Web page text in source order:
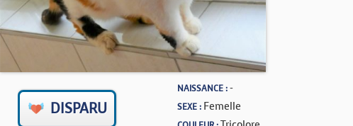
DISPARU
NAISSANCE :-
SEXE : Femelle